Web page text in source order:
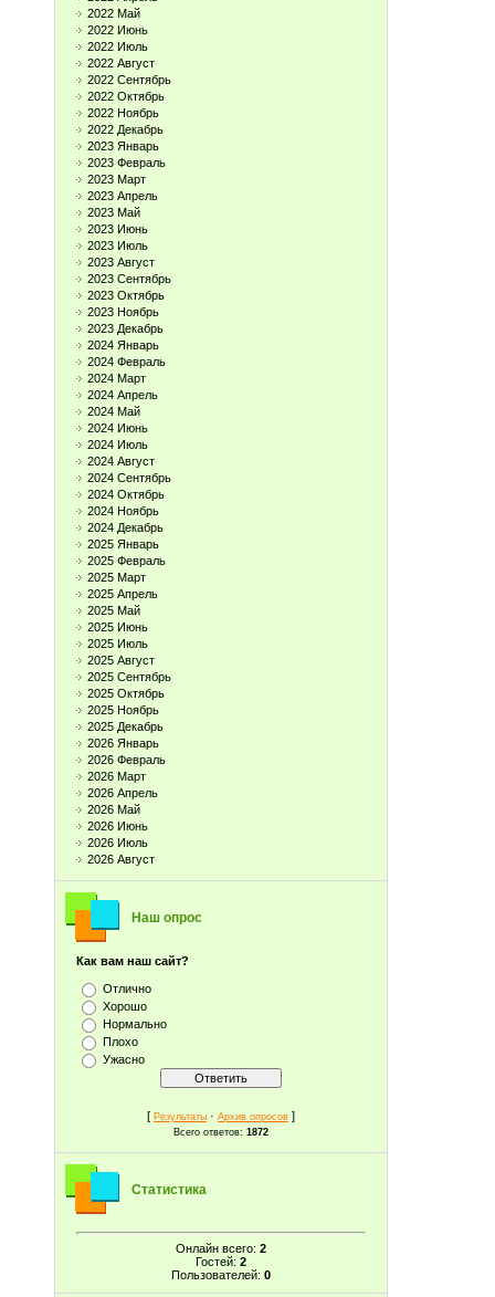
2022 Май
2022 Июнь
2022 Июль
2022 Август
2022 Сентябрь
2022 Октябрь
2022 Ноябрь
2022 Декабрь
2023 Январь
2023 Февраль
2023 Март
2023 Апрель
2023 Май
2023 Июнь
2023 Июль
2023 Август
2023 Сентябрь
2023 Октябрь
2023 Ноябрь
2023 Декабрь
2024 Январь
2024 Февраль
2024 Март
2024 Апрель
2024 Май
2024 Июнь
2024 Июль
2024 Август
2024 Сентябрь
2024 Октябрь
2024 Ноябрь
2024 Декабрь
2025 Январь
2025 Февраль
2025 Март
2025 Апрель
2025 Май
2025 Июнь
2025 Июль
2025 Август
2025 Сентябрь
2025 Октябрь
2025 Ноябрь
2025 Декабрь
2026 Январь
2026 Февраль
2026 Март
2026 Апрель
2026 Май
2026 Июнь
2026 Июль
2026 Август
Наш опрос
Как вам наш сайт?
Отлично
Хорошо
Нормально
Плохо
Ужасно
[ Результаты · Архив опросов ]
Всего ответов: 1872
Статистика
Онлайн всего: 2
Гостей: 2
Пользователей: 0